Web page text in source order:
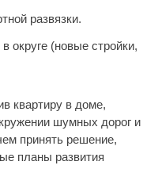
развязки.
округе (новые стройки,
квартиру в доме,
шумных дорог и
принять решение,
планы развития